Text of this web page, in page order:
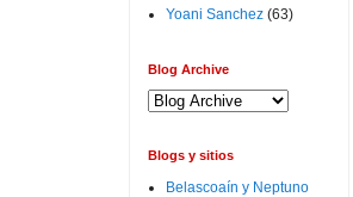
Yoani Sanchez (63)
Blog Archive
Blogs y sitios
Belascoaín y Neptuno